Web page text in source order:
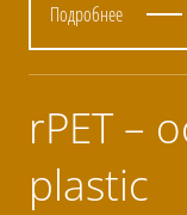
Подробнее
rPET –
plastic